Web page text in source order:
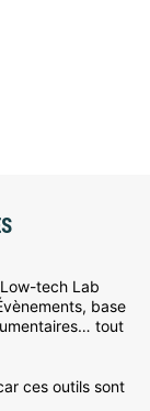
tech Lab
base
tout
ces outils sont